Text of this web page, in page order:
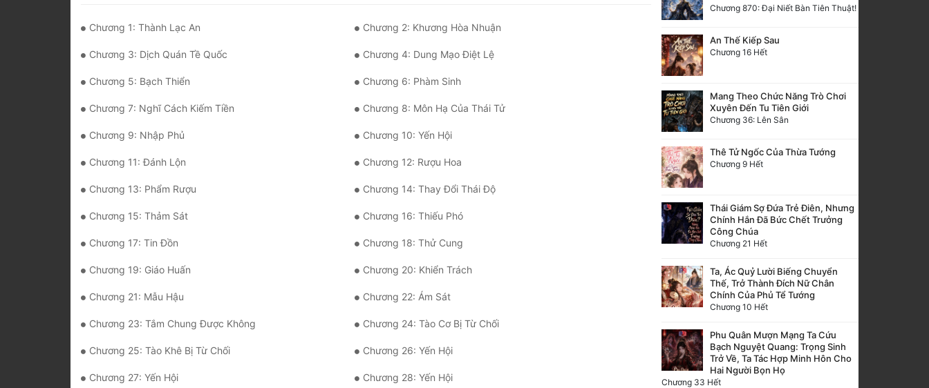
Chương 1: Thành Lạc An Chương 2: Khương Hòa Nhuận
Chương 3: Dịch Quán Tề Quốc Chương 4: Dung Mạo Điệt Lệ
Chương 5: Bạch Thiển Chương 6: Phàm Sinh
Chương 7: Nghĩ Cách Kiếm Tiền Chương 8: Môn Hạ Của Thái Tử
Chương 9: Nhập Phủ Chương 10: Yến Hội
Chương 11: Đánh Lộn Chương 12: Rượu Hoa
Chương 13: Phẩm Rượu Chương 14: Thay Đổi Thái Độ
Chương 15: Thảm Sát Chương 16: Thiếu Phó
Chương 17: Tin Đồn Chương 18: Thử Cung
Chương 19: Giáo Huấn Chương 20: Khiển Trách
Chương 21: Mẫu Hậu Chương 22: Ám Sát
Chương 23: Tắm Chung Được Không Chương 24: Tào Cơ Bị Từ Chối
Chương 25: Tào Khê Bị Từ Chối Chương 26: Yến Hội
Chương 27: Yến Hội Chương 28: Yến Hội
Chương 870: Đại Niết Bàn Tiên Thuật!
An Thế Kiếp Sau
Chương 16 Hết
Mang Theo Chức Năng Trò Chơi
Xuyên Đến Tu Tiên Giới
Chương 36: Lên Sân
Thê Tử Ngốc Của Thừa Tướng
Chương 9 Hết
Thái Giám Sợ Đứa Trẻ Điên, Nhưng
Chính Hắn Đã Bức Chết Trưởng
Công Chúa
Chương 21 Hết
Ta, Ác Quỷ Lười Biếng Chuyển
Thế, Trở Thành Đích Nữ Chân
Chính Của Phủ Tể Tướng
Chương 10 Hết
Phu Quân Mượn Mạng Ta Cứu
Bạch Nguyệt Quang: Trọng Sinh
Trở Về, Ta Tác Hợp Minh Hôn Cho
Hai Người Bọn Họ
Chương 33 Hết